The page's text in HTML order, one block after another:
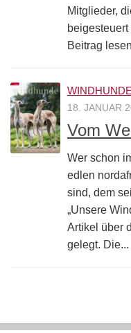
Mitglieder,
Beitrag
18. JANUAR
Vom
Wer schon
edlen
sind, dem
„Unsere
Artikel über
gelegt. Die...